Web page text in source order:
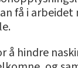
få i
hindre